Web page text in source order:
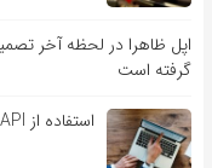
گرفته است
استفاده از API چه مزایایی برای شرکت‌های فین‌تک دارد؟